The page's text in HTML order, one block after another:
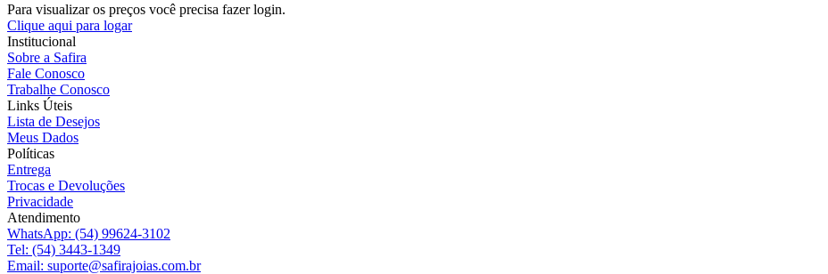
Para visualizar os preços você precisa fazer login.
Clique aqui para logar
Institucional
Sobre a Safira
Fale Conosco
Trabalhe Conosco
Links Úteis
Lista de Desejos
Meus Dados
Políticas
Entrega
Trocas e Devoluções
Privacidade
Atendimento
WhatsApp: (54) 99624-3102
Tel: (54) 3443-1349
Email: suporte@safirajoias.com.br